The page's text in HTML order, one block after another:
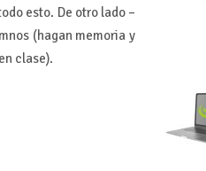
esto. De otro lado –
(hagan memoria y
clase).